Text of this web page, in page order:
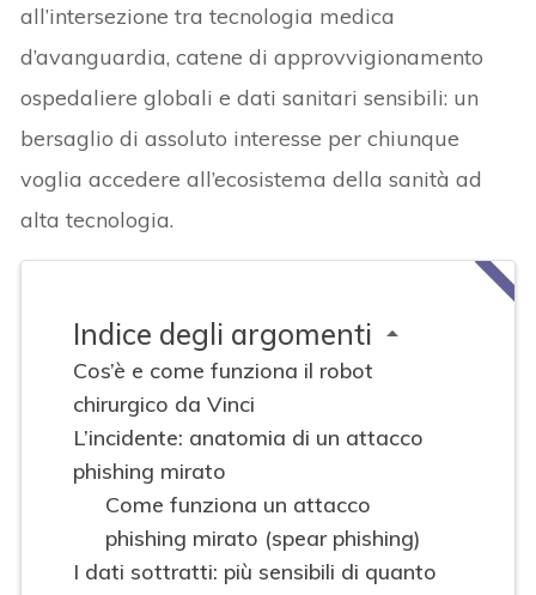
all’intersezione tra tecnologia medica
d’avanguardia, catene di approvvigionamento
ospedaliere globali e dati sanitari sensibili: un
bersaglio di assoluto interesse per chiunque
voglia accedere all’ecosistema della sanità ad
alta tecnologia.
Indice degli argomenti
Cos’è e come funziona il robot
chirurgico da Vinci
L’incidente: anatomia di un attacco
phishing mirato
Come funziona un attacco
phishing mirato (spear phishing)
I dati sottratti: più sensibili di quanto